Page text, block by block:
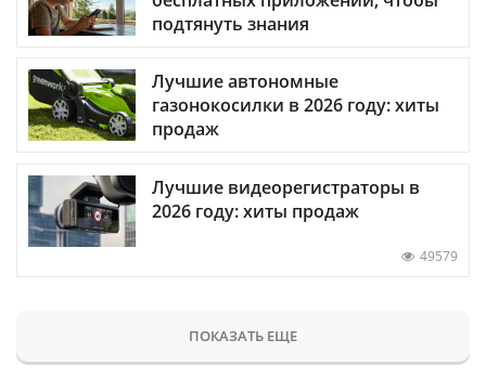
подтянуть знания
Лучшие автономные
газонокосилки в 2026 году: хиты
продаж
Лучшие видеорегистраторы в
2026 году: хиты продаж
49579
ПОКАЗАТЬ ЕЩЕ